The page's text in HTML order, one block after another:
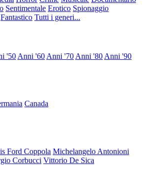
Sentimentale Erotico Spionaggio
Fantastico Tutti i generi...
'50 Anni '60 Anni '70 Anni '80 Anni '90
Canada
Ford Coppola Michelangelo Antonioni
Corbucci Vittorio De Sica